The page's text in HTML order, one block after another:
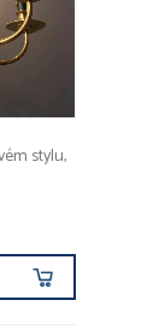
stylu,